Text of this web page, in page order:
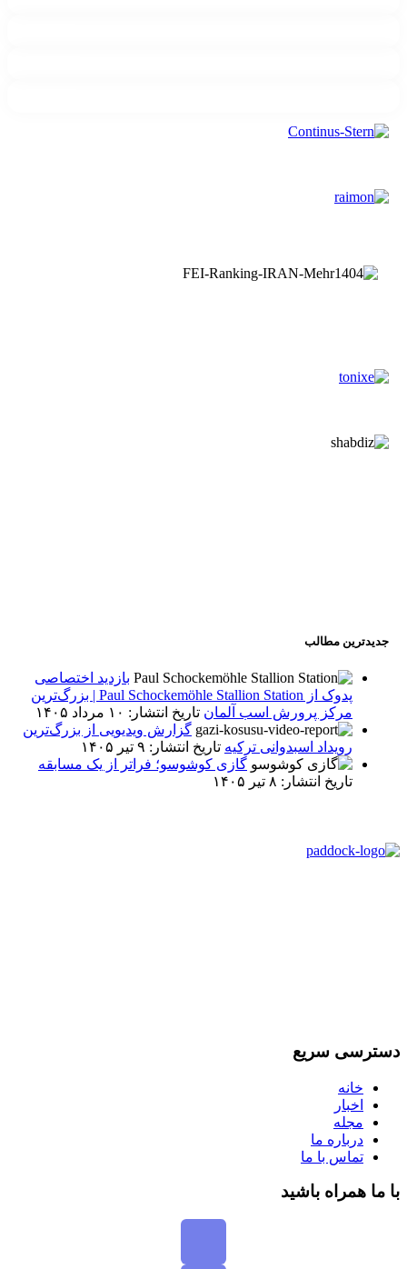
جدیدترین مطالب
بازدید اختصاصی
پدوک از Paul Schockemöhle Stallion Station | بزرگ‌ترین
مرکز پرورش اسب آلمان تاریخ انتشار: ۱۰ مرداد ۱۴۰۵
گزارش ویدیویی از بزرگ‌ترین
رویداد اسبدوانی ترکیه تاریخ انتشار: ۹ تیر ۱۴۰۵
گازی کوشوسو؛ فراتر از یک مسابقه
تاریخ انتشار: ۸ تیر ۱۴۰۵
سریع
خانه
اخبار
مجله
درباره ما
تماس با ما
ما همراه باشید